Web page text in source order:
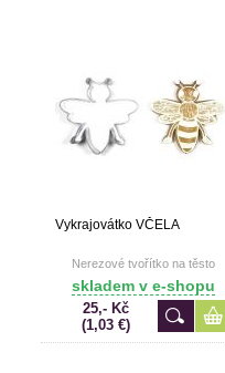
Vykrajovátko VČELA
Nerezové tvořítko na těsto
skladem v e-shopu
25,- Kč
(1,03 €)